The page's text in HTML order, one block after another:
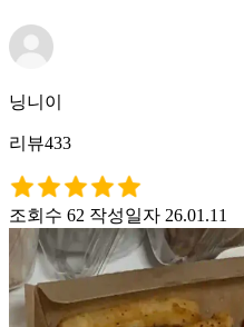
닝니이
리뷰433
조회수 62 작성일자 26.01.11